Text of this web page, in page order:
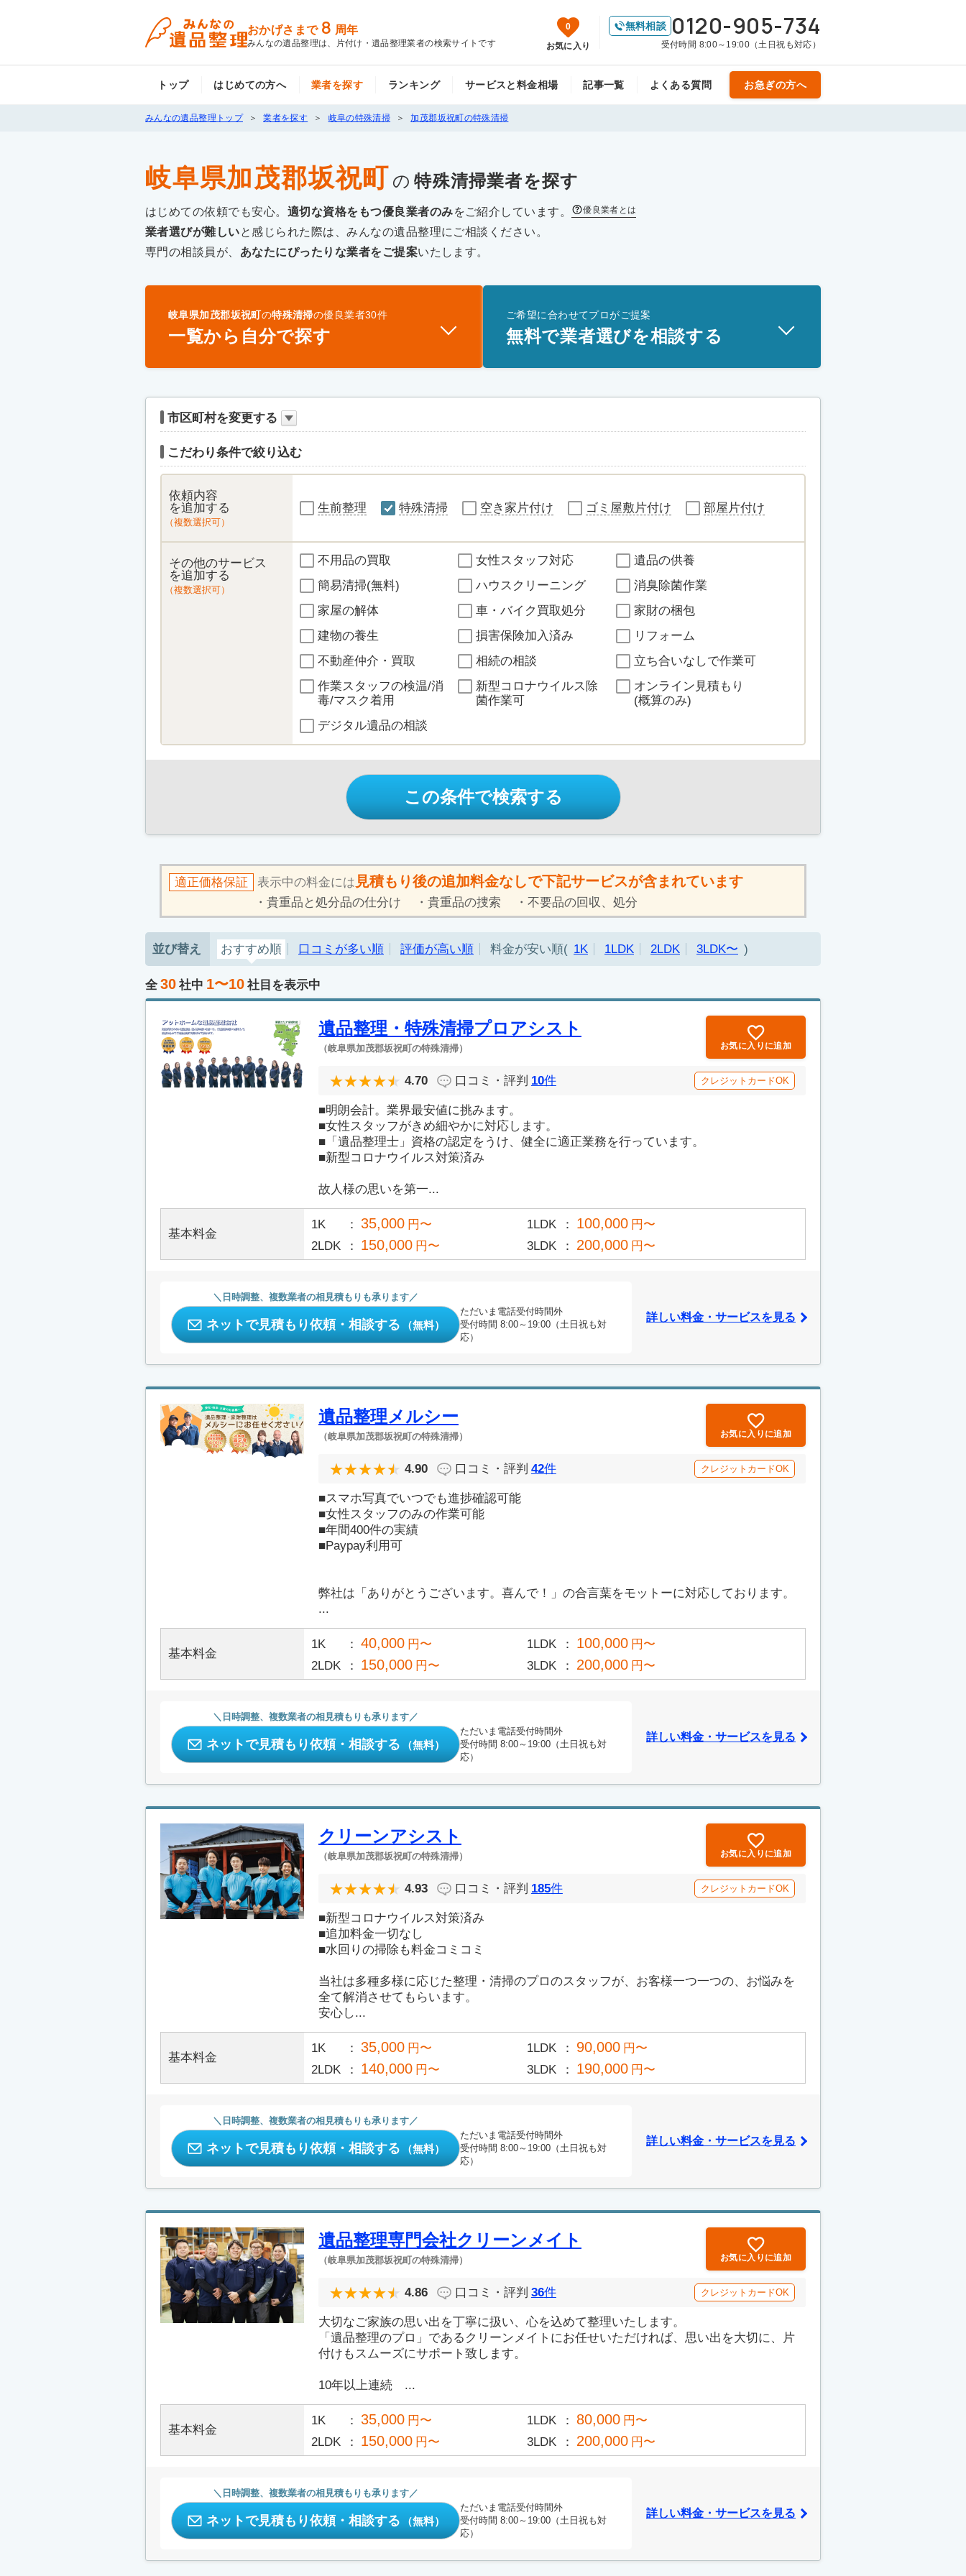
おかげさまで 8 周年
みんなの遺品整理は、片付け・遺品整理業者の検索サイトです
0
お気に入り
無料相談 0120-905-734
受付時間 8:00～19:00（土日祝も対応）
トップ はじめての方へ 業者を探す ランキング サービスと料金相場 記事一覧 よくある質問 お急ぎの方へ
みんなの遺品整理トップ 業者を探す 岐阜の特殊清掃 加茂郡坂祝町の特殊清掃
岐阜県加茂郡坂祝町 の 特殊清掃業者を探す
はじめての依頼でも安心。 適切な資格をもつ優良業者のみをご紹介しています。 優良業者とは
業者選びが難しいと感じられた際は、みんなの遺品整理にご相談ください。
専門の相談員が、 あなたにぴったりな業者をご提案いたします。
岐阜県加茂郡坂祝町の特殊清掃の優良業者30件
一覧から自分で探す
ご希望に合わせてプロがご提案
無料で業者選びを相談する
市区町村を変更する
こだわり条件で絞り込む
依頼内容
を追加する
（複数選択可）
生前整理 特殊清掃 空き家片付け ゴミ屋敷片付け 部屋片付け
その他のサービス
を追加する
（複数選択可）
不用品の買取 女性スタッフ対応
遺品の供養
簡易清掃(無料)
ハウスクリーニング
消臭除菌作業
家屋の解体
車・バイク買取処分
家財の梱包
建物の養生
損害保険加入済み
リフォーム
不動産仲介・買取
相続の相談
立ち合いなしで作業可
作業スタッフの検温/消
毒/マスク着用
新型コロナウイルス除
菌作業可
オンライン見積もり
(概算のみ)
デジタル遺品の相談
この条件で検索する
適正価格保証 表示中の料金には 見積もり後の追加料金なしで下記サービスが含まれています
貴重品と処分品の仕分け 貴重品の捜索 不要品の回収、処分
並び替え おすすめ順 口コミが多い順 評価が高い順 料金が安い順 1K 1LDK 2LDK 3LDK〜
全 30 社中 1〜10 社目を表示中
遺品整理・特殊清掃プロアシスト
（岐阜県加茂郡坂祝町の特殊清掃） お気に入りに追加
4.70 口コミ・評判 10件 クレジットカードOK
■明朗会計。業界最安値に挑みます。
■女性スタッフがきめ細やかに対応します。
■「遺品整理士」資格の認定をうけ、健全に適正業務を行っています。
■新型コロナウイルス対策済み
故人様の思いを第一...
基本料金
1K 35,000 円〜 1LDK 100,000 円〜
2LDK
150,000 円〜 3LDK 200,000 円〜
日時調整、複数業者の相見積もりも承ります
ネットで見積もり依頼・相談する （無料）
ただいま電話受付時間外
受付時間 8:00～19:00（土日祝も対
応）
詳しい料金・サービスを見る
遺品整理メルシー
（岐阜県加茂郡坂祝町の特殊清掃） お気に入りに追加
4.90 口コミ・評判 42件 クレジットカードOK
■スマホ写真でいつでも進捗確認可能
■女性スタッフのみの作業可能
■年間400件の実績
■Paypay利用可
弊社は「ありがとうございます。喜んで！」の合言葉をモットーに対応しております。
...
基本料金
1K 40,000 円〜 1LDK 100,000 円〜
2LDK
150,000 円〜 3LDK 200,000 円〜
日時調整、複数業者の相見積もりも承ります
ネットで見積もり依頼・相談する （無料）
ただいま電話受付時間外
受付時間 8:00～19:00（土日祝も対
応）
詳しい料金・サービスを見る
クリーンアシスト
（岐阜県加茂郡坂祝町の特殊清掃） お気に入りに追加
4.93 口コミ・評判 185件 クレジットカードOK
■新型コロナウイルス対策済み
■追加料金一切なし
■水回りの掃除も料金コミコミ
当社は多種多様に応じた整理・清掃のプロのスタッフが、お客様一つ一つの、お悩みを
全て解消させてもらいます。
安心し...
基本料金
1K 35,000 円〜 1LDK 90,000 円〜
2LDK
140,000 円〜 3LDK 190,000 円〜
日時調整、複数業者の相見積もりも承ります
ネットで見積もり依頼・相談する （無料）
ただいま電話受付時間外
受付時間 8:00～19:00（土日祝も対
応）
詳しい料金・サービスを見る
遺品整理専門会社クリーンメイト
（岐阜県加茂郡坂祝町の特殊清掃） お気に入りに追加
4.86 口コミ・評判 36件 クレジットカードOK
大切なご家族の思い出を丁寧に扱い、心を込めて整理いたします。
「遺品整理のプロ」であるクリーンメイトにお任せいただければ、思い出を大切に、片
付けもスムーズにサポート致します。
10年以上連続 ...
基本料金
1K 35,000 円〜 1LDK 80,000 円〜
2LDK
150,000 円〜 3LDK 200,000 円〜
日時調整、複数業者の相見積もりも承ります
ネットで見積もり依頼・相談する （無料）
ただいま電話受付時間外
受付時間 8:00～19:00（土日祝も対
応）
詳しい料金・サービスを見る